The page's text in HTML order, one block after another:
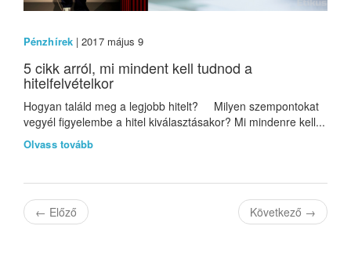
Pénzhírek| 2017 május 9
5 cikk arról, mi mindent kell tudnod a
hitelfelvételkor
Hogyan találd meg a legjobb hitelt? Milyen szempontokat
vegyél figyelembe a hitel kiválasztásakor? Mi mindenre kell...
Olvass tovább
← Előző Következő →